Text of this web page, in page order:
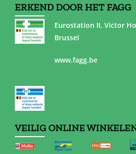
ERKEND DOOR HET FAGG
Eurostation II, Victor
Brussel
www.fagg.be
VEILIG ONLINE